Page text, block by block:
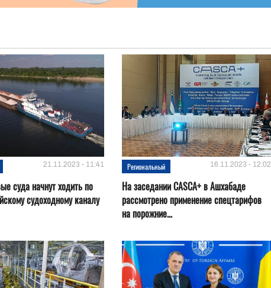
21.11.2023 - 11:41
суда начнут ходить по
судоходному каналу
Региональный 16.11.2023 - 12:02
На заседании CASCA+ в Ашхабаде
рассмотрено применение спецтарифов
на порожние...